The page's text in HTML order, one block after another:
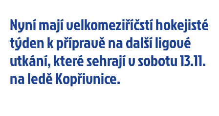
Nyní mají velkomeziříčstí hokejisté
týden k přípravě na další ligové
utkání, které sehrají v sobotu 13.11.
na ledě Kopřivnice.